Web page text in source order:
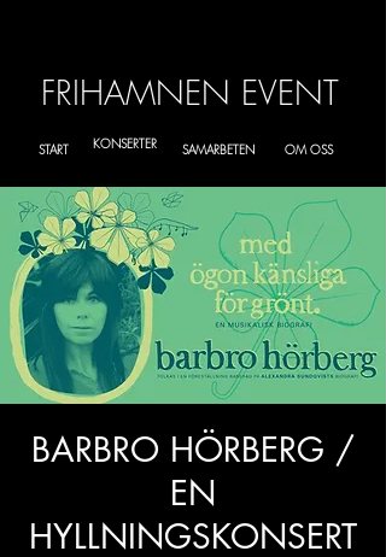
FRIHAMNEN EVENT
START OM OSS
SAMARBETEN
KONSERTER
BARBRO HÖRBERG /
EN
HYLLNINGSKONSERT